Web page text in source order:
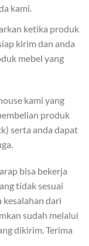
kami.
ketika produk
kirim dan anda
mebel yang
kami yang
produk
serta anda dapat
bisa bekerja
tidak sesuai
kesalahan dari
sudah melalui
dikirim. Terima